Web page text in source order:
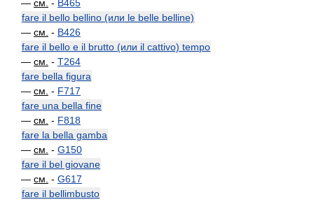
— см. - B465
fare il bello bellino (или le belle belline)
— см. - B426
fare il bello e il brutto (или il cattivo) tempo
— см. - T264
fare bella figura
— см. - F717
fare una bella fine
— см. - F818
fare la bella gamba
— см. - G150
fare il bel giovane
— см. - G617
fare il bellimbusto